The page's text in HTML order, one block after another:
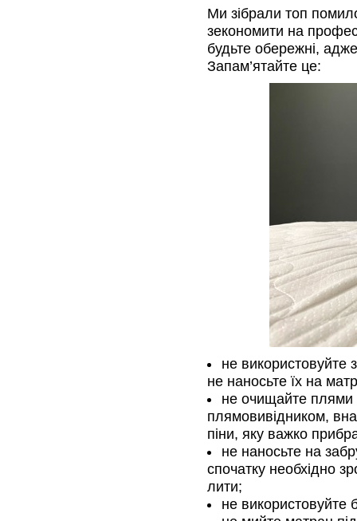
Ми зібрали топ
зекономити на
будьте обережні,
Запам’ятайте це:
не використовуйте
не наносьте їх на
не очищайте плями
плямовивідником,
піни, яку важко
не наносьте на
спочатку необхідно
лити;
не використовуйте